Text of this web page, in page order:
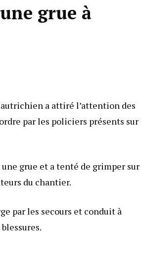
grue à
a attiré l’attention des
par les policiers présents
une grue et a tenté de grimper sur
du chantier.
par les secours et conduit à